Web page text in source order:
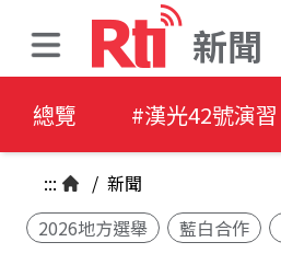
新聞
總覽 #漢光42號演習
::: / 新聞
2026地方選舉
藍白合作